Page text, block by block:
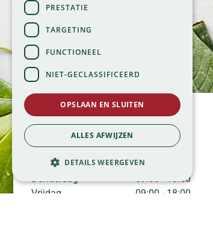
Openingstijden
Maandag
09:00 - 18:00
Dinsdag
09:00 - 18:00
Woensdag
09:00 - 18:00
Donderdag
09:00 - 18:00
Vrijdag
09:00 - 18:00
PRESTATIE
TARGETING
FUNCTIONEEL
NIET-GECLASSIFICEERD
OPSLAAN EN SLUITEN
ALLES AFWIJZEN
DETAILS WEERGEVEN